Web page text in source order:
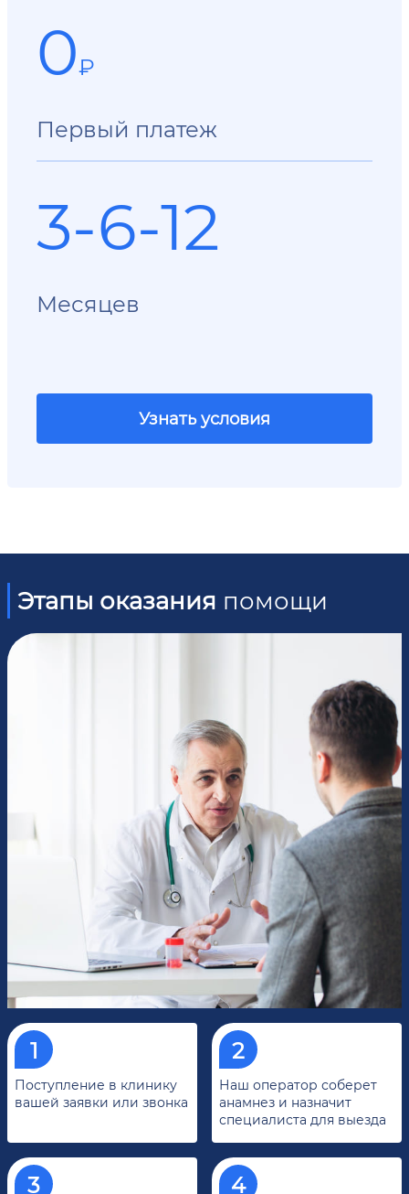
0₽
Первый платеж
3-6-12
Месяцев
Узнать условия
Этапы оказания помощи
Поступление в клинику
вашей заявки или звонка
Наш оператор соберет
анамнез и назначит
специалиста для выезда